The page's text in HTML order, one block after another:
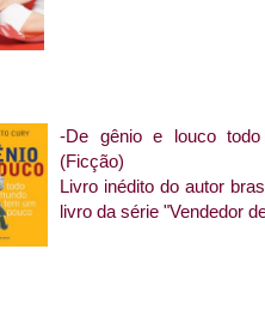
-De gênio e louco
(Ficção)
Livro inédito do autor
livro da série "Vendedor